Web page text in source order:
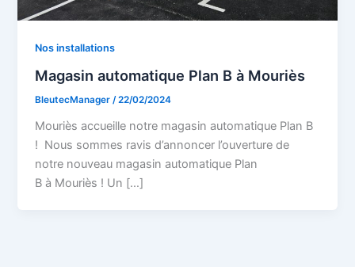
Nos installations
Magasin automatique Plan B à Mouriès
BleutecManager/22/02/2024
Mouriès accueille notre magasin automatique Plan B
! Nous sommes ravis d’annoncer l’ouverture de
notre nouveau magasin automatique Plan
B à Mouriès ! Un […]